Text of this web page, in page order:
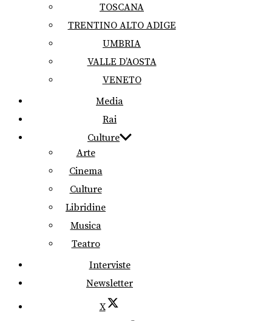
TOSCANA
TRENTINO ALTO ADIGE
UMBRIA
VALLE D’AOSTA
VENETO
Media
Rai
Culture
Arte
Cinema
Culture
Libridine
Musica
Teatro
Interviste
Newsletter
X